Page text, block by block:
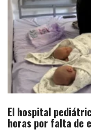
El hospital
horas por falta de